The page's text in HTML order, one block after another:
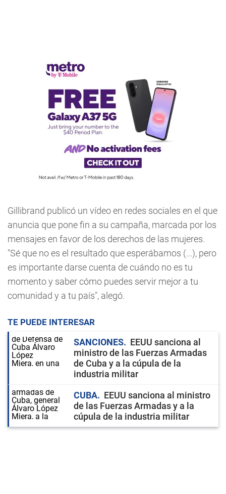
Gillibrand publicó un vídeo en redes sociales en el que
anuncia que pone fin a su campaña, marcada por los
mensajes en favor de los derechos de las mujeres.
"Sé que no es el resultado que esperábamos (...), pero
es importante darse cuenta de cuándo no es tu
momento y saber cómo puedes servir mejor a tu
comunidad y a tu país", alegó.
TE PUEDE INTERESAR
SANCIONES
EEUU sanciona al
ministro de las Fuerzas Armadas
de Cuba y a la cúpula de la
industria militar
CUBA
EEUU sanciona al ministro
de las Fuerzas Armadas y a la
cúpula de la industria militar